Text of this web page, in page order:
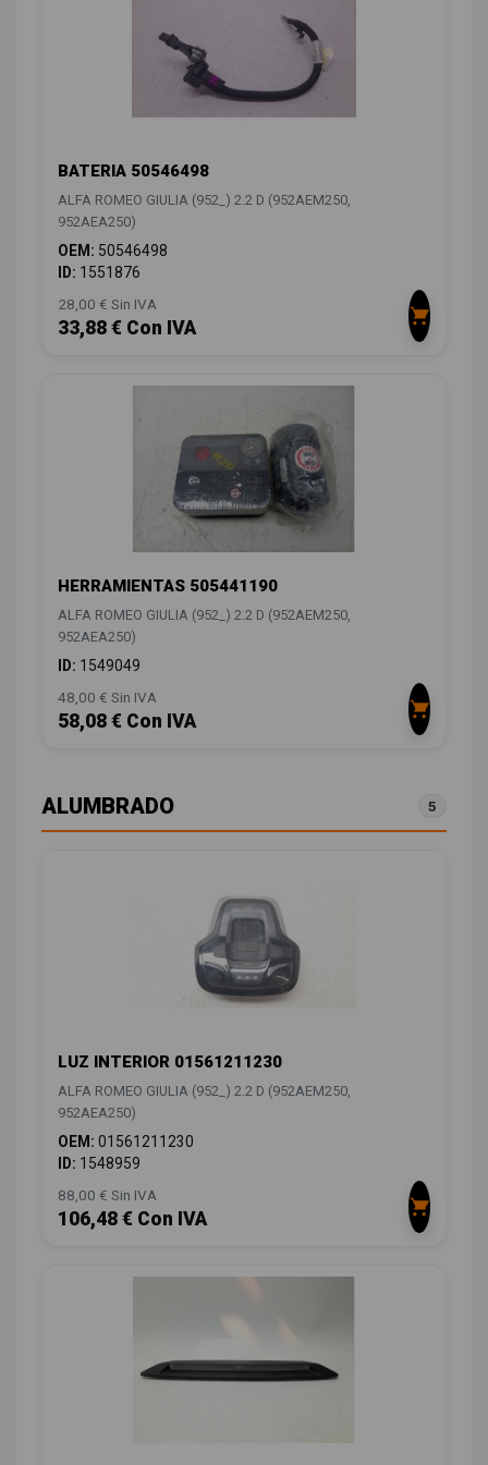
BATERIA 50546498
ALFA ROMEO GIULIA (952_) 2.2 D (952AEM250,
952AEA250)
OEM: 50546498
ID: 1551876
28,00 € Sin IVA
33,88 € Con IVA
HERRAMIENTAS 505441190
ALFA ROMEO GIULIA (952_) 2.2 D (952AEM250,
952AEA250)
ID: 1549049
48,00 € Sin IVA
58,08 € Con IVA
ALUMBRADO 5
LUZ INTERIOR 01561211230
ALFA ROMEO GIULIA (952_) 2.2 D (952AEM250,
952AEA250)
OEM: 01561211230
ID: 1548959
88,00 € Sin IVA
106,48 € Con IVA